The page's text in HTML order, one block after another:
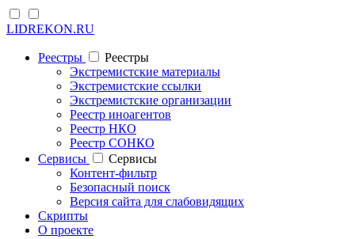
LIDREKON.RU
Реестры
Реестры
Экстремистские материалы
Экстремистские ссылки
Экстремистские организации
Реестр иноагентов
Реестр НКО
Реестр СОНКО
Cервисы
Cервисы
Контент-фильтр
Безопасный поиск
Версия сайта для слабовидящих
Скрипты
О проекте